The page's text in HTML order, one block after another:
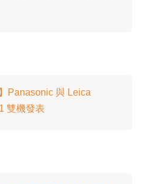
Panasonic 與 Leica
雙機發表